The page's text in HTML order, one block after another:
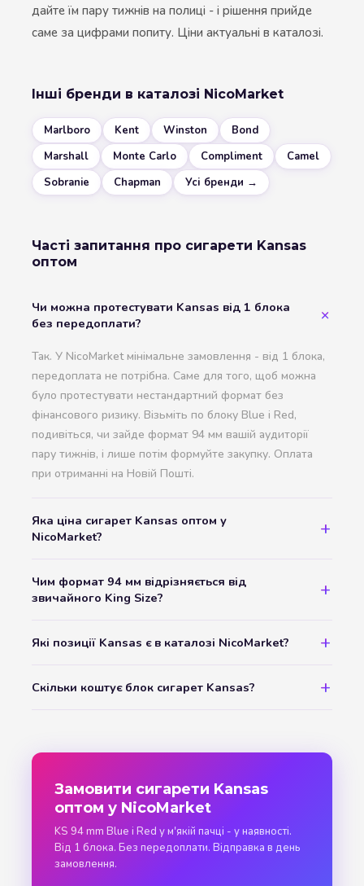
дайте їм пару тижнів на полиці - і рішення прийде
саме за цифрами попиту. Ціни актуальні в каталозі.
Інші бренди в каталозі NicoMarket
Marlboro Kent Winston
Bond
Marshall
Monte Carlo Compliment
Camel
Sobranie
Chapman Усі бренди →
Часті запитання про сигарети Kansas
оптом
Чи можна протестувати Kansas від 1 блока
без передоплати?
Так. У NicoMarket мінімальне замовлення - від 1 блока,
передоплата не потрібна. Саме для того, щоб можна
було протестувати нестандартний формат без
фінансового ризику. Візьміть по блоку Blue і Red,
подивіться, чи зайде формат 94 мм вашій аудиторії
пару тижнів, і лише потім формуйте закупку. Оплата
при отриманні на Новій Пошті.
Яка ціна сигарет Kansas оптом у
NicoMarket?
Чим формат 94 мм відрізняється від
звичайного King Size?
Які позиції Kansas є в каталозі NicoMarket?
Скільки коштує блок сигарет Kansas?
Замовити сигарети Kansas
оптом у NicoMarket
KS 94 mm Blue і Red у м'якій пачці - у наявності.
Від 1 блока. Без передоплати. Відправка в день
замовлення.